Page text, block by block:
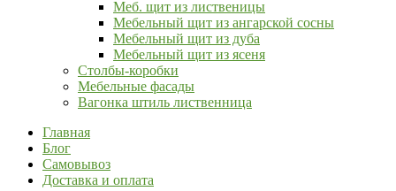
Меб. щит из лиственицы
Мебельный щит из ангарской сосны
Мебельный щит из дуба
Мебельный щит из ясеня
Столбы-коробки
Мебельные фасады
Вагонка штиль лиственница
Главная
Блог
Самовывоз
Доставка и оплата